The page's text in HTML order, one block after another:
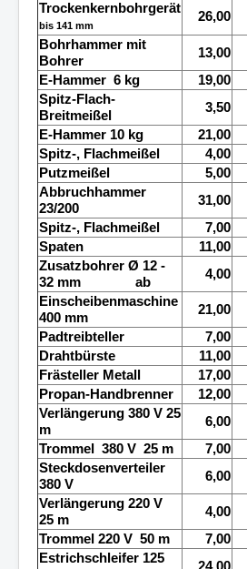
Trockenkernbohrgerät
bis 141 mm
26,00
Bohrhammer mit
Bohrer
13,00
E-Hammer 6 kg 19,00
Spitz-Flach-
Breitmeißel
3,50
E-Hammer 10 kg
21,00
Spitz-, Flachmeißel
4,00
Putzmeißel
5,00
Abbruchhammer
23/200
31,00
Spitz-, Flachmeißel
7,00
Spaten
11,00
Zusatzbohrer Ø 12 -
32 mm ab
4,00
Einscheibenmaschine
400 mm
21,00
Padtreibteller
7,00
Drahtbürste
11,00
Frästeller Metall
17,00
Propan-Handbrenner
12,00
Verlängerung 380 V 25
m
6,00
Trommel
380 V 25 m 7,00
Steckdosenverteiler
380 V
6,00
Verlängerung 220 V
25 m
4,00
Trommel 220 V 50 m 7,00
Estrichschleifer 125